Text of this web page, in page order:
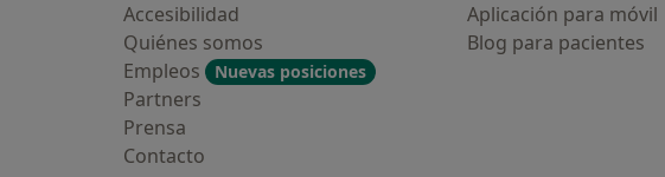
Accesibilidad
Quiénes somos
Empleos
Nuevas posiciones
Partners
Prensa
Contacto
Aplicación para móvil
Blog para pacientes